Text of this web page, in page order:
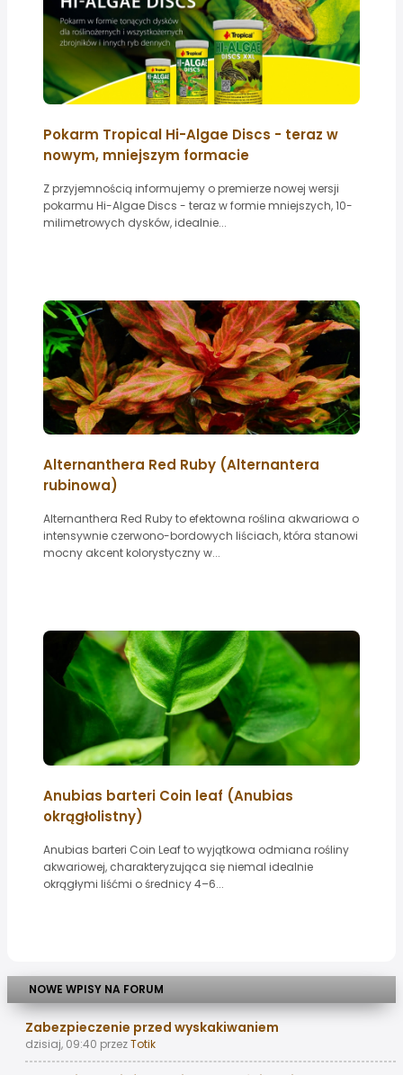
Pokarm Tropical Hi-Algae Discs - teraz w
nowym, mniejszym formacie
Z przyjemnością informujemy o premierze nowej wersji
pokarmu Hi-Algae Discs - teraz w formie mniejszych, 10-
milimetrowych dysków, idealnie...
Alternanthera Red Ruby (Alternantera
rubinowa)
Alternanthera Red Ruby to efektowna roślina akwariowa o
intensywnie czerwono-bordowych liściach, która stanowi
mocny akcent kolorystyczny w...
Anubias barteri Coin leaf (Anubias
okrągłolistny)
Anubias barteri Coin Leaf to wyjątkowa odmiana rośliny
akwariowej, charakteryzująca się niemal idealnie
okrągłymi liśćmi o średnicy 4–6...
NOWE WPISY NA FORUM
Zabezpieczenie przed wyskakiwaniem
dzisiaj, 09:40 przezTotik